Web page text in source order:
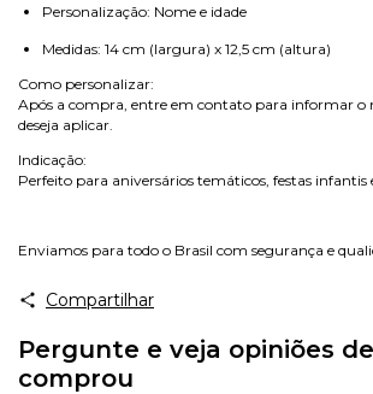
Personalização: Nome e idade
Medidas: 14 cm (largura) x 12,5 cm (altura)
Como personalizar:
Após a compra, entre em contato para informar o
deseja aplicar.
Indicação:
Perfeito para aniversários temáticos, festas infantis
Enviamos para todo o Brasil com segurança e
Compartilhar
Pergunte e veja opiniões
comprou